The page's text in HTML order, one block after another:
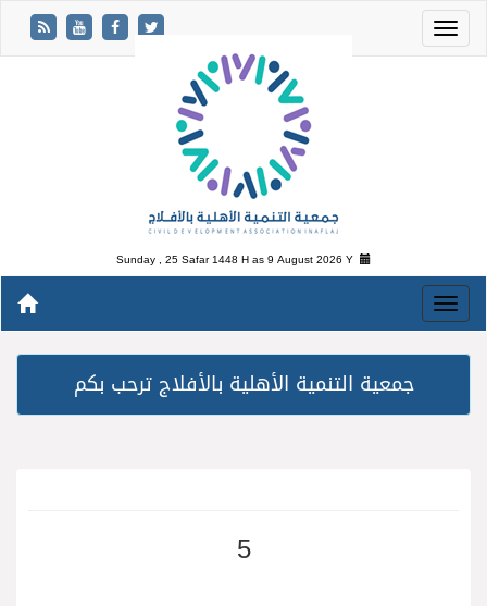
Sunday , 25 Safar 1448 H as9 August 2026 Y
جمعية التنمية الأهلية بالأفلاج ترحب بكم
5